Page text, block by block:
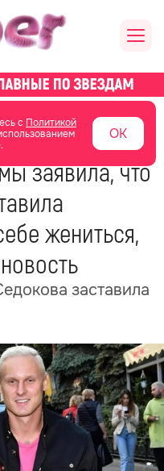
с Политикой
ОК
новости
заявила, что
жениться,
заставила